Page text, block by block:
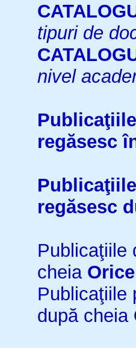
tipuri de
nivel
regăsesc
regăsesc
Publicaţiile
cheia
Publicaţiile
după cheia